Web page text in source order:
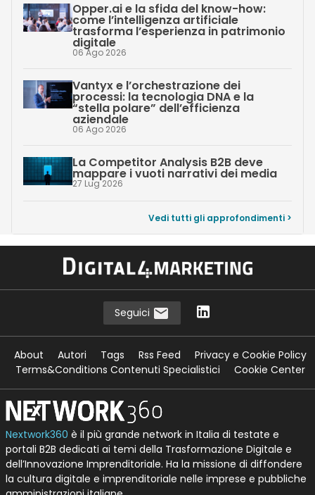
Opper.ai e la sfida del know-how:
come l’intelligenza artificiale
trasforma l’esperienza in patrimonio
digitale
06 Ago 2026
Vantyx e l’orchestrazione dei
processi: la tecnologia DNA e la
“stella polare” dell’efficienza
aziendale
06 Ago 2026
La Competitor Analysis B2B deve
mappare i vuoti narrativi dei media
27 Lug 2026
Vedi tutti gli approfondimenti >
Seguici
About Autori Tags Rss Feed
Privacy e Cookie Policy
Terms&Conditions Contenuti Specialistici
Cookie Center
Nextwork360 è il più grande network in Italia di testate e
portali B2B dedicati ai temi della Trasformazione Digitale e
dell’Innovazione Imprenditoriale. Ha la missione di diffondere
la cultura digitale e imprenditoriale nelle imprese e pubbliche